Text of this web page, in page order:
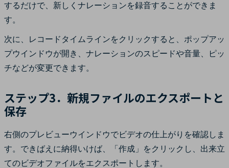
するだけで、新しくナレーションを録音することができま
す。
次に、レコードタイムラインをクリックすると、ポップアッ
プウインドウが開き、ナレーションのスピードや音量、ピッ
チなどが変更できます。
ステップ3．新規ファイルのエクスポートと
保存
右側のプレビューウインドウでビデオの仕上がりを確認しま
す。できばえに納得いけば、「作成」をクリックし、出来立
てのビデオファイルをエクスポートします。